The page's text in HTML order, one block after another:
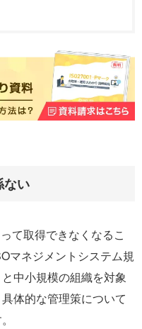
ない
て取得できなくなるこ
マネジメントシステム規
中小規模の組織を対象
体的な管理策について